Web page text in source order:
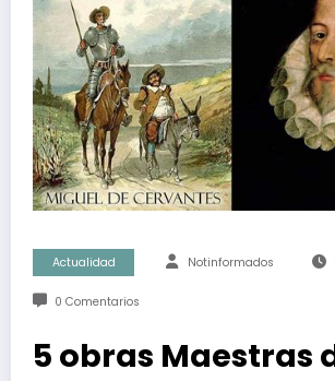
Actualidad Notinformados
0 Comentarios
5 obras Maestras